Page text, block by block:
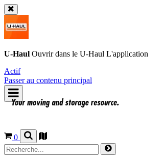
U-Haul Ouvrir dans le U-Haul L'application
Actif
Passer au contenu principal
0